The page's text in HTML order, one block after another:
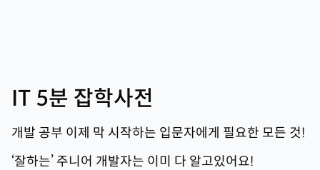
IT 5분 잡학사전
개발 공부 이제 막 시작하는 입문자에게 필요한 모든 것!
‘잘하는’ 주니어 개발자는 이미 다 알고있어요!